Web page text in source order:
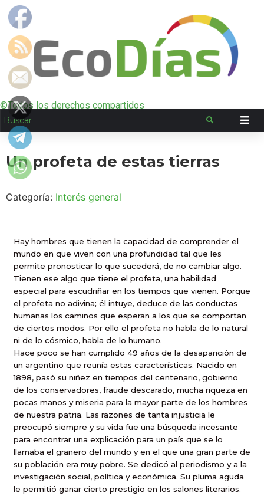
©Todos los derechos compartidos
Un profeta de estas tierras
Categoría: Interés general
Hay hombres que tienen la capacidad de comprender el
mundo en que viven con una profundidad tal que les
permite pronosticar lo que sucederá, de no cambiar algo.
Tienen ese algo que tiene el profeta, una habilidad
especial para escudriñar en los tiempos que vienen. Porque
el profeta no adivina; él intuye, deduce de las conductas
humanas los caminos que esperan a los que se comportan
de ciertos modos. Por ello el profeta no habla de lo natural
ni de lo cósmico, habla de lo humano.
Hace poco se han cumplido 49 años de la desaparición de
un argentino que reunía estas características. Nacido en
1898, pasó su niñez en tiempos del centenario, gobierno
de los conservadores, fraude descarado, mucha riqueza en
pocas manos y miseria para la mayor parte de los hombres
de nuestra patria. Las razones de tanta injusticia le
preocupó siempre y su vida fue una búsqueda incesante
para encontrar una explicación para un país que se lo
llamaba el granero del mundo y en el que una gran parte de
su población era muy pobre. Se dedicó al periodismo y a la
investigación social, política y económica. Su pluma aguda
le permitió ganar cierto prestigio en los salones literarios.